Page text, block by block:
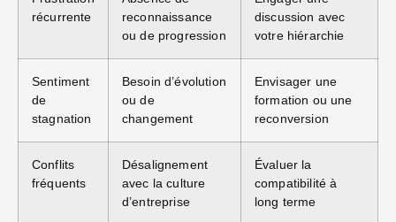
récurrente
reconnaissance
ou de progression
discussion avec
votre hiérarchie
Sentiment
de
stagnation
Besoin d’évolution
ou de
changement
Envisager une
formation ou une
reconversion
Conflits
fréquents
Désalignement
avec la culture
d’entreprise
Évaluer la
compatibilité à
long terme